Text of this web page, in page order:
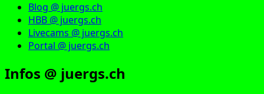
Blog @ juergs.ch
HBB @ juergs.ch
Livecams @ juergs.ch
Portal @ juergs.ch
Infos @ juergs.ch